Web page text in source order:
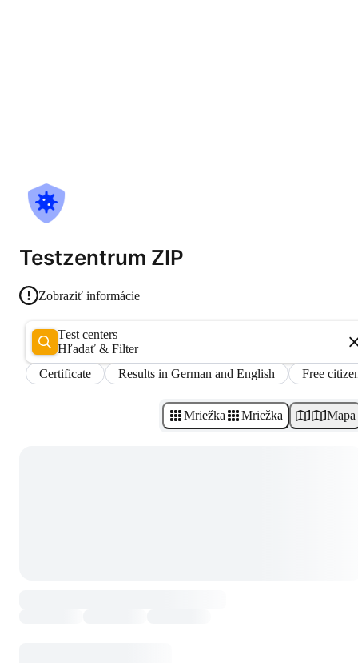
Testzentrum ZIP
Zobraziť informácie
Test centers
Hľadať & Filter
Certificate
Results in German and English Free
Mriežka Mriežka Mapa